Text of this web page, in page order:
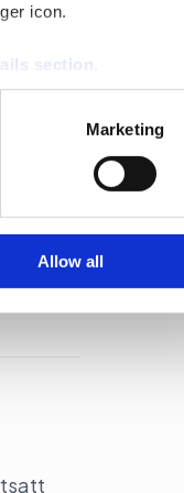
icon.
section
may combine it
Marketing
Allow all
–